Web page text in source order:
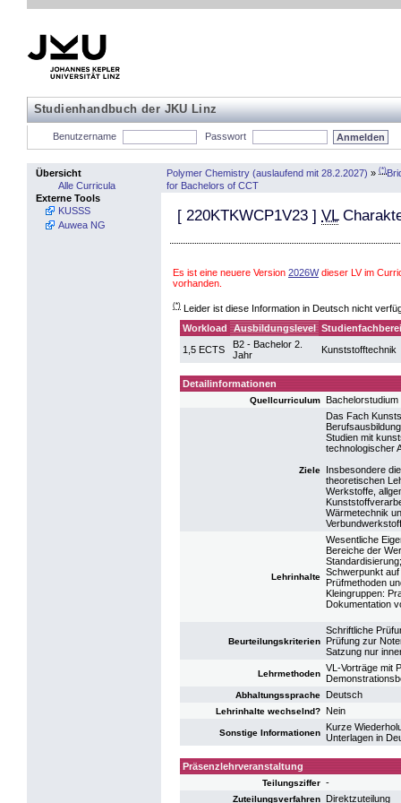
Studienhandbuch der JKU Linz
Benutzername Passwort
Übersicht
Alle Curricula
Externe Tools
KUSSS
Auwea NG
Polymer Chemistry (auslaufend mit 28.2.2027) » (*)
for Bachelors of CCT
[ 220KTKWCP1V23 ] VL
Es ist eine neuere Version 2026Wdieser LV im
vorhanden.
(*) Leider ist diese Information in Deutsch nicht
Workload
Ausbildungslevel
1,5 ECTS
B2 - Bachelor 2.
Jahr
Kunststofftechnik
Detailinformationen
Quellcurriculum
Ziele
Das Fach
Studien mit
technologischer
Insbesondere
theoretischen
Werkstoffe,
Wärmetechnik
Lehrinhalte
Wesentliche
Bereiche der
Schwerpunkt
Prüfmethoden
Kleingruppen:
Dokumentation
Beurteilungskriterien
Schriftliche
Prüfung zur
Satzung nur
Lehrmethoden
VL-Vorträge mit
Abhaltungssprache Deutsch
Lehrinhalte wechselnd? Nein
Sonstige Informationen
Kurze
Unterlagen in
Präsenzlehrveranstaltung
Teilungsziffer -
Zuteilungsverfahren Direktzuteilung